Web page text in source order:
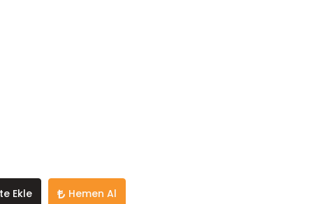
Ekle Hemen Al